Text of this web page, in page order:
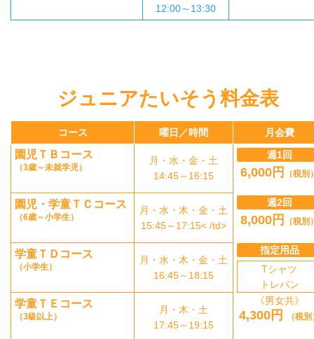
12:00～13:30
ジュニアたいそう料金表
コース 曜日／時間 月会費
園児ＴＢコース
（3歳～未就学児）
月・水・金・土
14:45～16:15
週1回
6,000円 （税別
週2回
8,000円 （税別
指定用品
Tシャツ
トレパン
《男女共》
4,300円 （税
園児・学童ＴＣコース
（6歳～小学生）
月・水・木・金・土
15:45～17:15< /td>
学童ＴＤコース
（小学生）
月・水・木・金・土
16:45～18:15
学童ＴＥコース
（3級以上）
月・木・土
17:45～19:15